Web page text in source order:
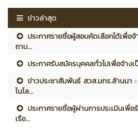
ข่าวล่าสุด
ประกาศรายชื่อผู้สอบคัดเลือกได้เพื่อ
ถาบ...
ประกาศรับสมัครบุคคลทั่วไปเพื่อจ้าง
ข่าวประชาสัมพันธ์ สวส.มทร.ล้านนา
โนโล...
ประกาศรายชื่อผู้ผ่านการประเมินเพื่
เรือ...